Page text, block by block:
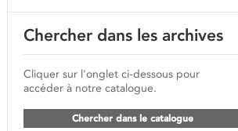
Chercher dans les archives
Cliquer sur l'onglet ci-dessous pour
accéder à notre catalogue.
Chercher dans le catalogue